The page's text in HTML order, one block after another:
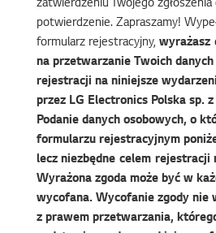
zatwierdzeniu Twojego
potwierdzenie. Zapraszamy!
formularz rejestracyjny, wyrażasz
na przetwarzanie Twoich
rejestracji na niniejsze
przez LG Electronics Polska sp. z
Podanie danych osobowych, o
formularzu rejestracyjnym
lecz niezbędne celem rejestracji
Wyrażona zgoda może być w
wycofana. Wycofanie zgody nie
z prawem przetwarzania,